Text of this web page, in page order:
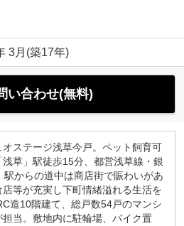
3月(築17年)
い合わせ(無料)
ステージ浅草今戸。ペット飼育可
草」駅徒歩15分、都営浅草線・銀
からの道中は商店街で賑わいがあ
等が充実し下町情緒溢れる生活を
造10階建て、総戸数54戸のマンシ
当。敷地内に駐輪場、バイク置